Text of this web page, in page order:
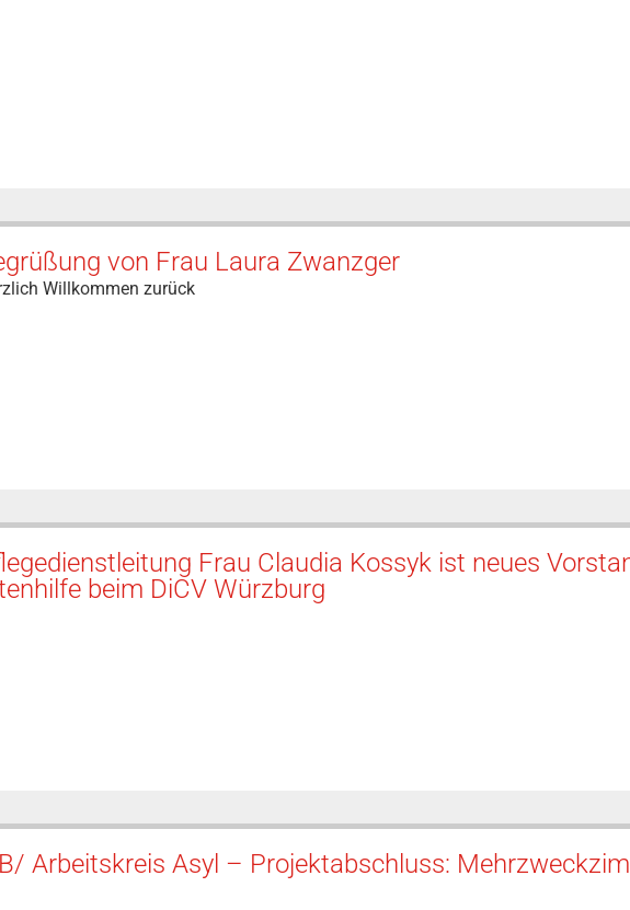
von Frau Laura Zwanzger
Willkommen zurück
Frau Claudia Kossyk ist neues
beim DiCV Würzburg
Arbeitskreis Asyl – Projektabschluss: